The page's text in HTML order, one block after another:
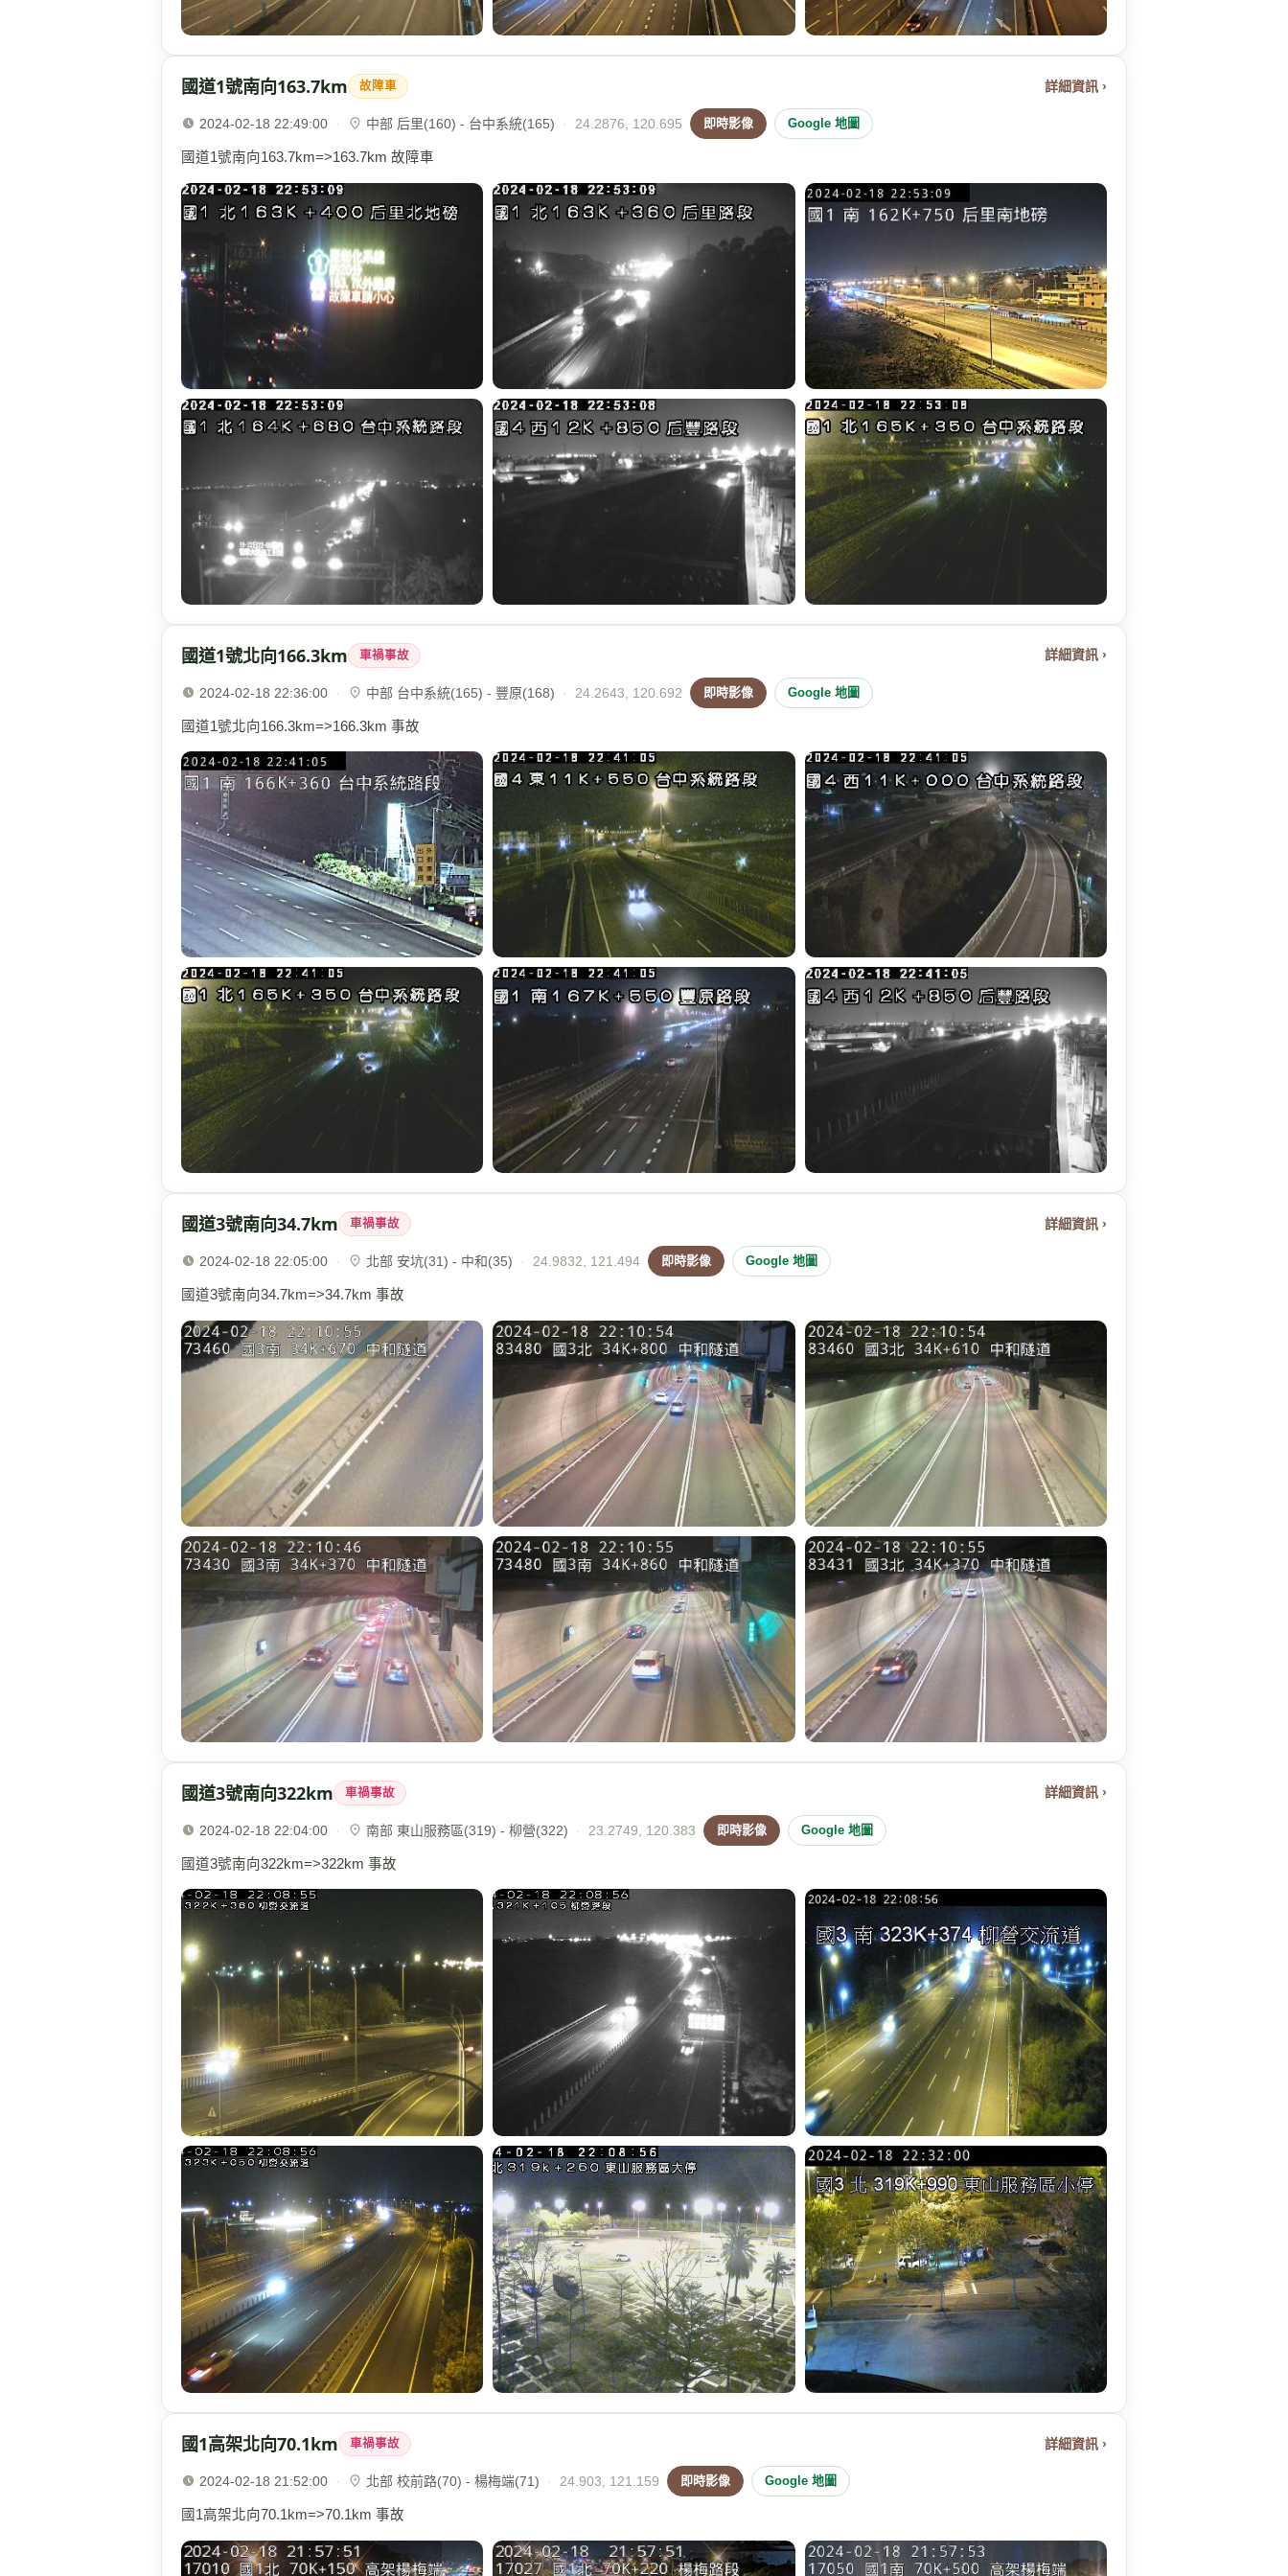
國道1號南向163.7km 故障車 詳細資訊 ›
2024-02-18 22:49:00 · 中部 后里(160) - 台中系統(165) · 24.2876, 120.695 即時影像 Google 地圖
國道1號南向163.7km=>163.7km 故障車
國道1號北向166.3km 車禍事故 詳細資訊 ›
2024-02-18 22:36:00 · 中部 台中系統(165) - 豐原(168) · 24.2643, 120.692 即時影像 Google 地圖
國道1號北向166.3km=>166.3km 事故
國道3號南向34.7km 車禍事故 詳細資訊 ›
2024-02-18 22:05:00 · 北部 安坑(31) - 中和(35) · 24.9832, 121.494 即時影像 Google 地圖
國道3號南向34.7km=>34.7km 事故
國道3號南向322km 車禍事故 詳細資訊 ›
2024-02-18 22:04:00 · 南部 東山服務區(319) - 柳營(322) · 23.2749, 120.383 即時影像 Google 地圖
國道3號南向322km=>322km 事故
國1高架北向70.1km 車禍事故 詳細資訊 ›
2024-02-18 21:52:00 · 北部 校前路(70) - 楊梅端(71) · 24.903, 121.159 即時影像 Google 地圖
國1高架北向70.1km=>70.1km 事故